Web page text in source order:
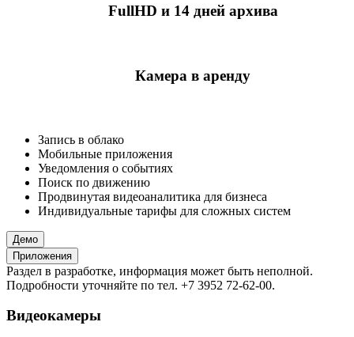
FullHD и 14 дней архива
Камера в аренду
Запись в облако
Мобильные приложения
Уведомления о событиях
Поиск по движению
Продвинутая видеоаналитика для бизнеса
Индивидуальные тарифы для сложных систем
Демо
Приложения
Раздел в разработке, информация может быть неполной.
Подробности уточняйте по тел. +7 3952 72-62-00.
Видеокамеры